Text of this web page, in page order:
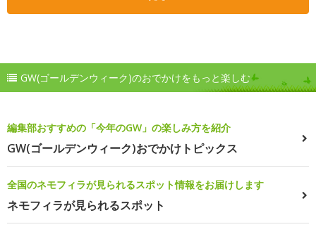
GW(ゴールデンウィーク)のおでかけをもっと楽しむ
編集部おすすめの「今年のGW」の楽しみ方を紹介
GW(ゴールデンウィーク)おでかけトピックス
全国のネモフィラが見られるスポット情報をお届けします
ネモフィラが見られるスポット